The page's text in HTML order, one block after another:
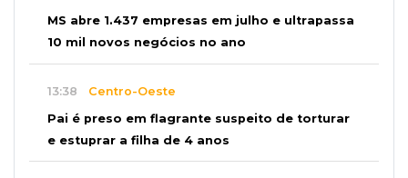
MS abre 1.437 empresas em julho e ultrapassa
10 mil novos negócios no ano
13:38 Centro-Oeste
Pai é preso em flagrante suspeito de torturar
e estuprar a filha de 4 anos